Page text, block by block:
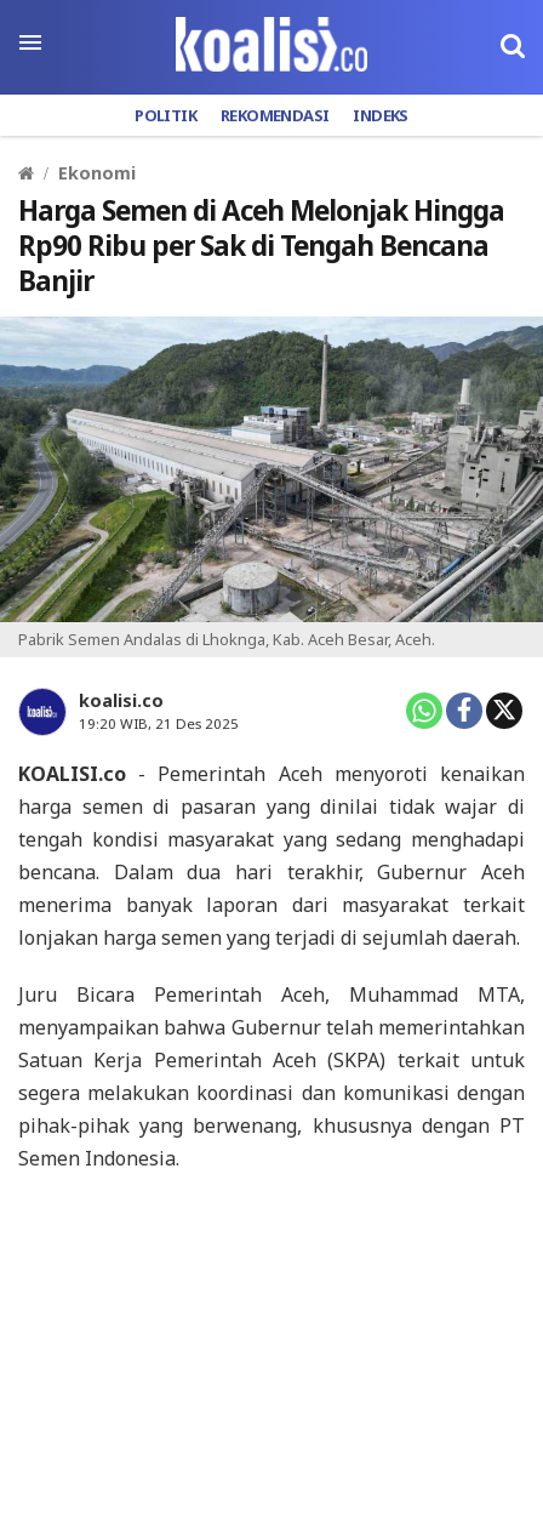
POLITIK REKOMENDASI INDEKS
Ekonomi
Harga Semen di Aceh Melonjak Hingga
Rp90 Ribu per Sak di Tengah Bencana
Banjir
Pabrik Semen Andalas di Lhoknga, Kab. Aceh Besar, Aceh.
koalisi.co
19:20 WIB, 21 Des 2025
KOALISI.co - Pemerintah Aceh menyoroti kenaikan
harga semen di pasaran yang dinilai tidak wajar di
tengah kondisi masyarakat yang sedang menghadapi
bencana. Dalam dua hari terakhir, Gubernur Aceh
menerima banyak laporan dari masyarakat terkait
lonjakan harga semen yang terjadi di sejumlah daerah.
Juru Bicara Pemerintah Aceh, Muhammad MTA,
menyampaikan bahwa Gubernur telah memerintahkan
Satuan Kerja Pemerintah Aceh (SKPA) terkait untuk
segera melakukan koordinasi dan komunikasi dengan
pihak-pihak yang berwenang, khususnya dengan PT
Semen Indonesia.